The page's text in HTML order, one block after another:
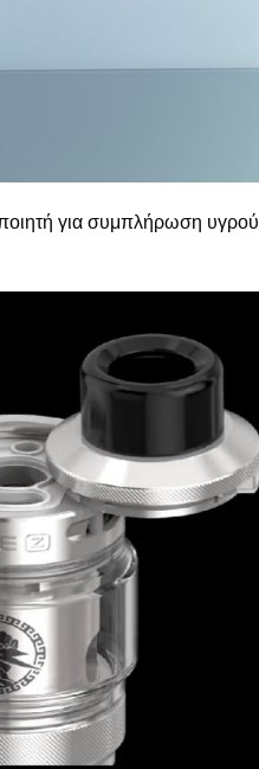
για συμπλήρωση υγρού